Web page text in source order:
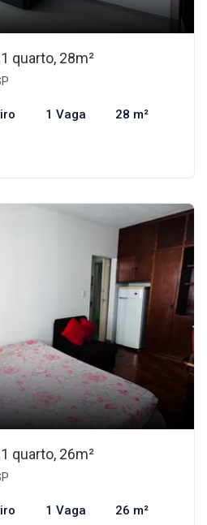
quarto, 28m²
1 Vaga 28 m²
quarto, 26m²
1 Vaga 26 m²